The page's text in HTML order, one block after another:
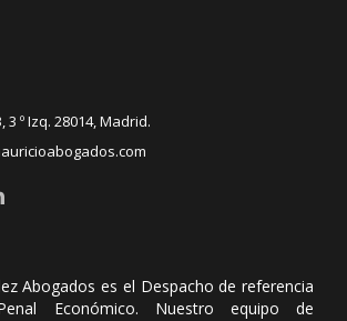
3 º Izq. 28014, Madrid.
Abogados es el Despacho de referencia
Económico. Nuestro equipo de